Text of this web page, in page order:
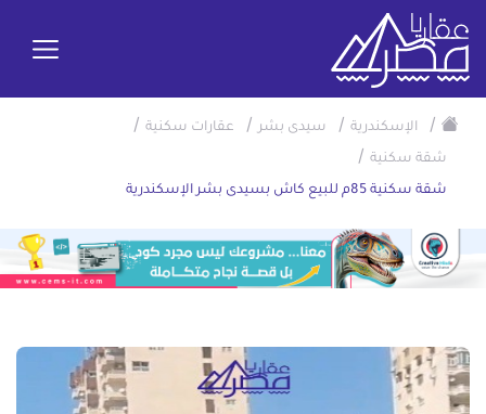
/ الإسكندرية / سيدى بشر / عقارات سكنية /
شقة سكنية /
شقة سكنية 85م للبيع كاش بسيدى بشر الإسكندرية